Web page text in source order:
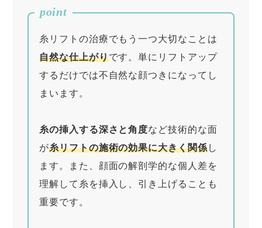
point
糸リフトの治療でもう一つ大切なことは
自然な仕上がりです。単にリフトアップ
するだけでは不自然な顔つきになってし
まいます。
糸の挿入する深さと角度など技術的な面
が糸リフトの施術の効果に大きく関係し
ます。また、顔面の解剖学的な個人差を
理解して糸を挿入し、引き上げることも
重要です。